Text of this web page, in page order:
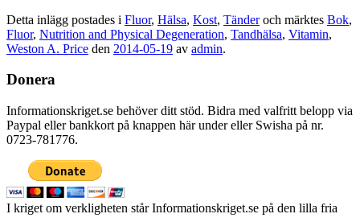
Detta inlägg postades i Fluor, Hälsa, Kost, Tänderoch märktes Bok,
Fluor, Nutrition and Physical Degeneration, Tandhälsa, Vitamin,
Weston A. Price den 2014-05-19 av admin.
Donera
Informationskriget.se behöver ditt stöd. Bidra med valfritt belopp via
Paypal eller bankkort på knappen här under eller Swisha på nr.
0723-781776.
I kriget om verkligheten står Informationskriget.se på den lilla fria